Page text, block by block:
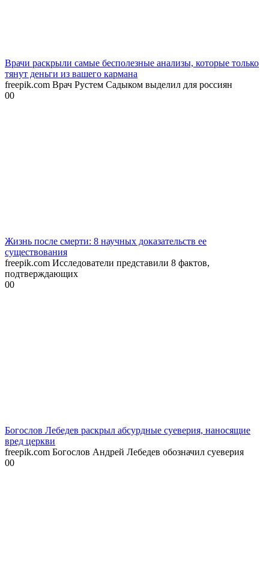
Врачи раскрыли самые бесполезные анализы, которые только
тянут деньги из вашего кармана
freepik.com Врач Рустем Садыком выделил для россиян
00
Жизнь после смерти: 8 научных доказательств ее
существования
freepik.com Исследователи представили 8 фактов,
подтверждающих
00
Богослов Лебедев раскрыл абсурдные суеверия, наносящие
вред церкви
freepik.com Богослов Андрей Лебедев обозначил суеверия
00